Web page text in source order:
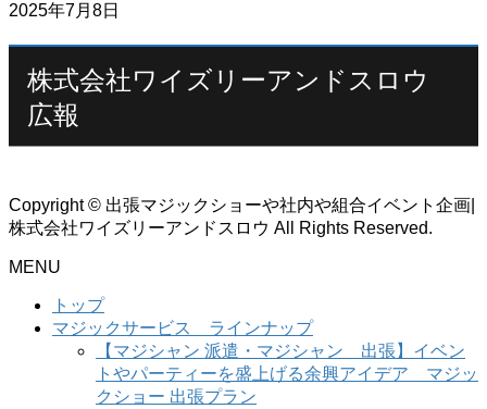
2025年7月8日
株式会社ワイズリーアンドスロウ
広報
Copyright © 出張マジックショーや社内や組合イベント企画|
株式会社ワイズリーアンドスロウ All Rights Reserved.
MENU
トップ
マジックサービス ラインナップ
【マジシャン 派遣・マジシャン 出張】イベン
トやパーティーを盛上げる余興アイデア マジッ
クショー 出張プラン